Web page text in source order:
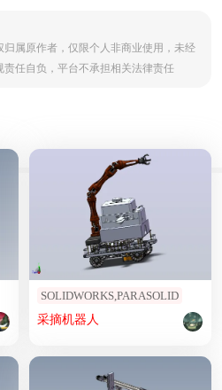
属原作者，仅限个人非商业使用，未经
任自负，平台不承担相关法律责任
SOLIDWORKS,PARASOLID
采摘机器人